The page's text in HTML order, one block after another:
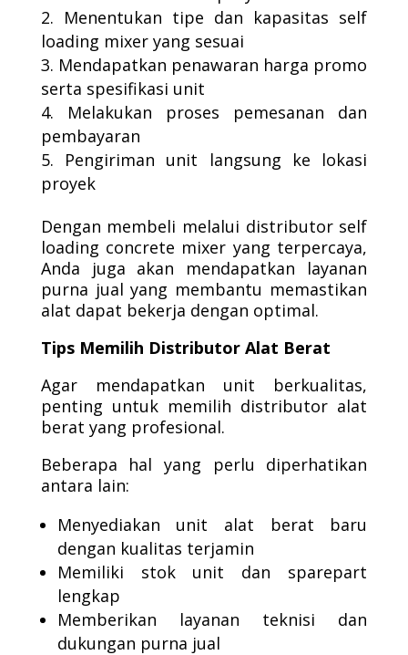
Menentukan tipe dan kapasitas self
loading mixer yang sesuai
Mendapatkan penawaran harga promo
serta spesifikasi unit
Melakukan proses pemesanan dan
pembayaran
Pengiriman unit langsung ke lokasi
proyek
Dengan membeli melalui distributor self
loading concrete mixer yang terpercaya,
Anda juga akan mendapatkan layanan
purna jual yang membantu memastikan
alat dapat bekerja dengan optimal.
Tips Memilih Distributor Alat Berat
Agar mendapatkan unit berkualitas,
penting untuk memilih distributor alat
berat yang profesional.
Beberapa hal yang perlu diperhatikan
antara lain:
Menyediakan unit alat berat baru
dengan kualitas terjamin
Memiliki stok unit dan sparepart
lengkap
Memberikan layanan teknisi dan
dukungan purna jual